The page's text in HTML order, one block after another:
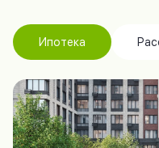
Ипотека